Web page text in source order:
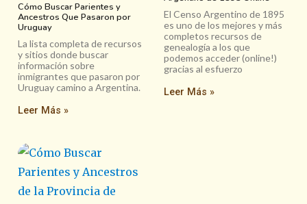
Cómo Buscar Parientes y
Ancestros Que Pasaron por
Uruguay
La lista completa de recursos
y sitios donde buscar
información sobre
inmigrantes que pasaron por
Uruguay camino a Argentina.
Leer Más »
El Censo Argentino de 1895
es uno de los mejores y más
completos recursos de
genealogía a los que
podemos acceder (online!)
gracias al esfuerzo
Leer Más »